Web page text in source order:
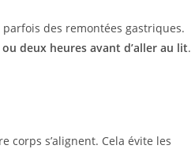
des remontées gastriques.
deux heures avant d’aller au lit.
corps s’alignent. Cela évite les